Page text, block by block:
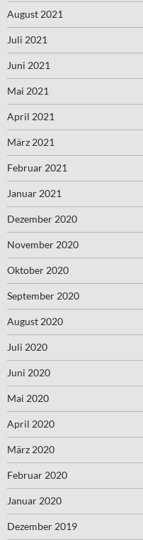
August 2021
Juli 2021
Juni 2021
Mai 2021
April 2021
März 2021
Februar 2021
Januar 2021
Dezember 2020
November 2020
Oktober 2020
September 2020
August 2020
Juli 2020
Juni 2020
Mai 2020
April 2020
März 2020
Februar 2020
Januar 2020
Dezember 2019